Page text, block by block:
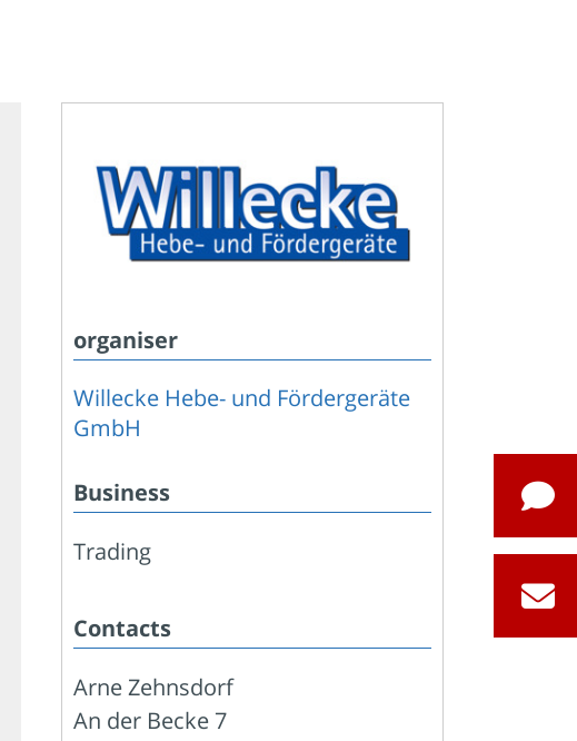
organiser
Willecke Hebe- und Fördergeräte
GmbH
Business
Trading
Contacts
Arne Zehnsdorf
An der Becke 7